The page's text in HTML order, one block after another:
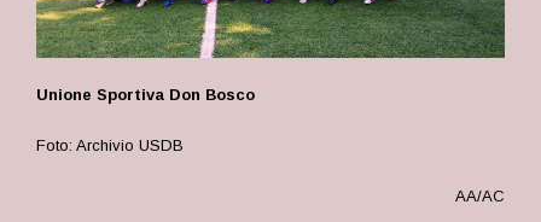
Unione Sportiva Don Bosco
Foto: Archivio USDB
AA/AC